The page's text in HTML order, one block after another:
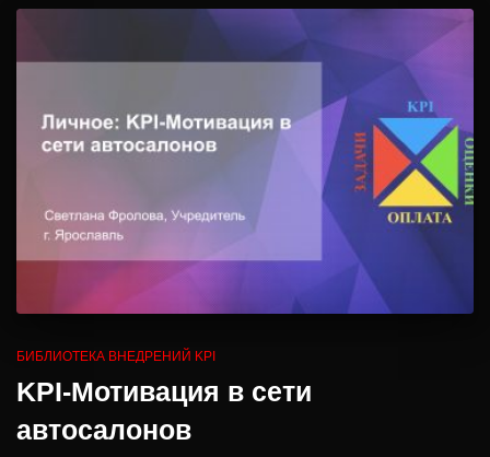
БИБЛИОТЕКА ВНЕДРЕНИЙ KPI
KPI-Мотивация в сети
автосалонов